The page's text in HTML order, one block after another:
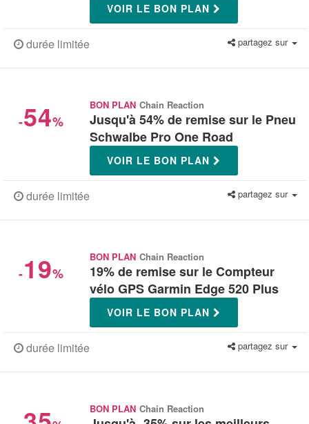
VOIR LE BON PLAN
durée limitée partagez sur
-54%
BON PLAN Chain Reaction
Jusqu'à 54% de remise sur le Pneu
Schwalbe Pro One Road
VOIR LE BON PLAN
durée limitée partagez sur
-19%
BON PLAN Chain Reaction
19% de remise sur le Compteur
vélo GPS Garmin Edge 520 Plus
VOIR LE BON PLAN
durée limitée partagez sur
BON PLAN Chain Reaction